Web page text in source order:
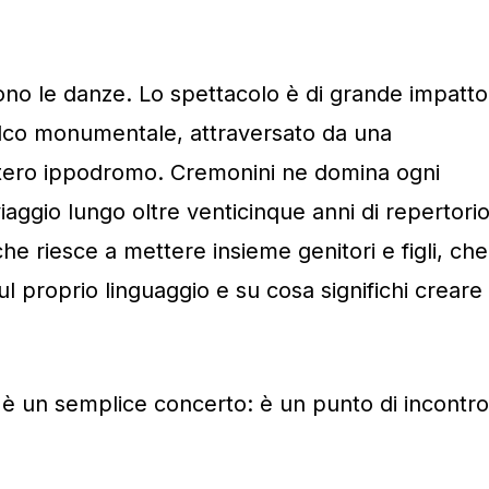
le danze. Lo spettacolo è di grande impatto
monumentale, attraversato da una
ippodromo. Cremonini ne domina ogni
lungo oltre venticinque anni di
riesce a mettere insieme genitori e figli, che
proprio linguaggio e su cosa significhi creare
un semplice concerto: è un punto di